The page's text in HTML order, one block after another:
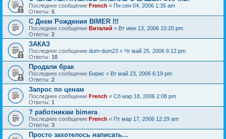
Последнее сообщение French « Пн сен 04, 2006 1:35 am
Ответы: 5
С Днем Рождения BIMER !!!
Последнее сообщение Виталий « Вт июн 13, 2006 10:20 pm
Ответы: 2
ЗАКАЗ
Последнее сообщение dum-dum23 « Чт май 25, 2006 6:12 pm
Ответы: 10
Продали брак
Последнее сообщение Борис « Вт май 23, 2006 6:19 pm
Ответы: 2
Запрос по ценам
Последнее сообщение French « Сб мар 18, 2006 2:08 pm
Ответы: 1
? работникам bimera
Последнее сообщение French « Пт мар 17, 2006 12:29 am
Ответы: 3
Просто захотелось написать...